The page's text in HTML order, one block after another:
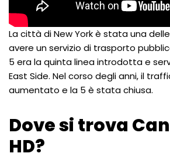
La città di New York è stata una
avere un servizio di trasporto
5 era la quinta linea introdotta e
East Side. Nel corso degli anni, il
aumentato e la 5 è stata chiusa.
Dove si trova
HD?